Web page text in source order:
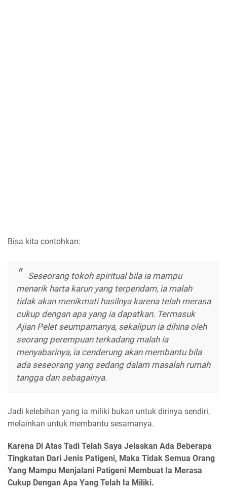
Bisa kita contohkan:
Seseorang tokoh spiritual bila ia mampu
menarik harta karun yang terpendam, ia malah
tidak akan menikmati hasilnya karena telah merasa
cukup dengan apa yang ia dapatkan. Termasuk
Ajian Pelet seumpamanya, sekalipun ia dihina oleh
seorang perempuan terkadang malah ia
menyabarinya, ia cenderung akan membantu bila
ada seseorang yang sedang dalam masalah rumah
tangga dan sebagainya.
Jadi kelebihan yang ia miliki bukan untuk dirinya sendiri,
melainkan untuk membantu sesamanya.
Karena Di Atas Tadi Telah Saya Jelaskan Ada Beberapa
Tingkatan Dari Jenis Patigeni, Maka Tidak Semua Orang
Yang Mampu Menjalani Patigeni Membuat Ia Merasa
Cukup Dengan Apa Yang Telah Ia Miliki.